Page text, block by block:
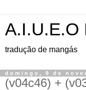
A.I.U.E.O
tradução de mangás
domingo, 9 de
(v04c46) +